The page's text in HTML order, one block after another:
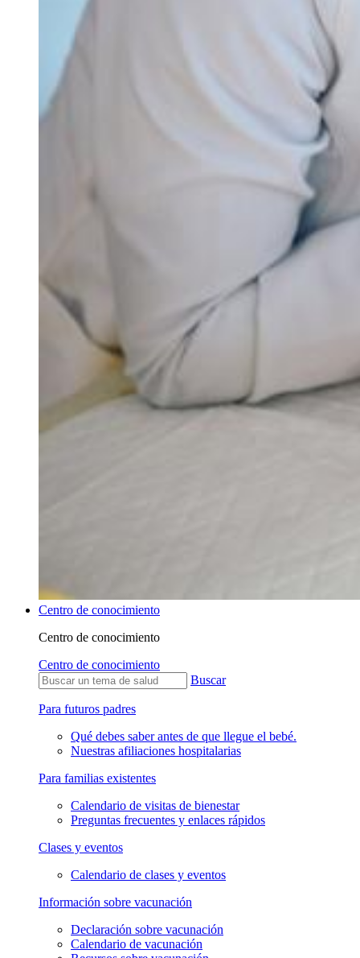
Centro de conocimiento
Centro de conocimiento
Centro de conocimiento
Buscar
Para futuros padres
Qué debes saber antes de que llegue el bebé.
Nuestras afiliaciones hospitalarias
Para familias existentes
Calendario de visitas de bienestar
Preguntas frecuentes y enlaces rápidos
Clases y eventos
Calendario de clases y eventos
Información sobre vacunación
Declaración sobre vacunación
Calendario de vacunación